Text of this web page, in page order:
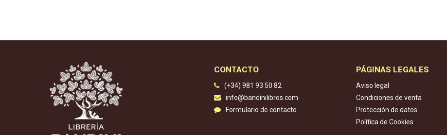
CONTACTO
(+34) 981 93 50 82
info@bandinilibros.com
Formulario de contacto
PÁGINAS LEGALES
Aviso legal
Condiciones de venta
Protección de datos
Política de Cookies